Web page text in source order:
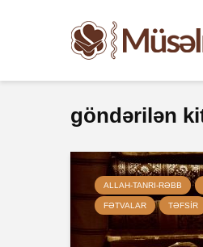
göndərilən
ALLAH-TANRI-RƏBB
FƏTVALAR TƏFSIR